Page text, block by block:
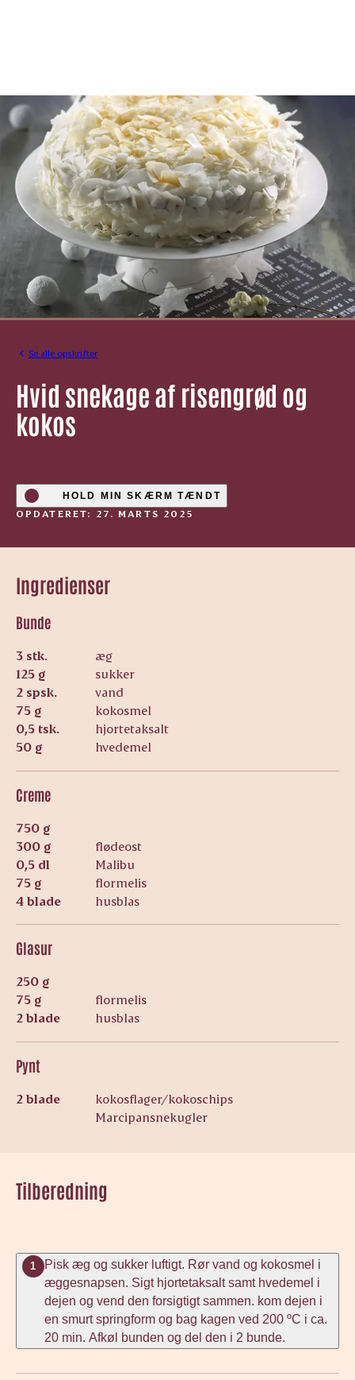
Se alle opskrifter
Hvid snekage af risengrød og
kokos
HOLD MIN SKÆRM TÆNDT
OPDATERET: 27. MARTS 2025
Ingredienser
Bunde
3 stk.
æg
125 g
sukker
2 spsk.
vand
75 g
kokosmel
0,5 tsk.
hjortetaksalt
50 g
hvedemel
Creme
750 g
300 g
flødeost
0,5 dl
Malibu
75 g
flormelis
4 blade
husblas
Glasur
250 g
75 g
flormelis
2 blade
husblas
Pynt
2 blade
kokosflager/kokoschips
Marcipansnekugler
Tilberedning
1
Pisk æg og sukker luftigt. Rør vand og kokosmel i
æggesnapsen. Sigt hjortetaksalt samt hvedemel i
dejen og vend den forsigtigt sammen. kom dejen i
en smurt springform og bag kagen ved 200 ºC i ca.
20 min. Afkøl bunden og del den i 2 bunde.